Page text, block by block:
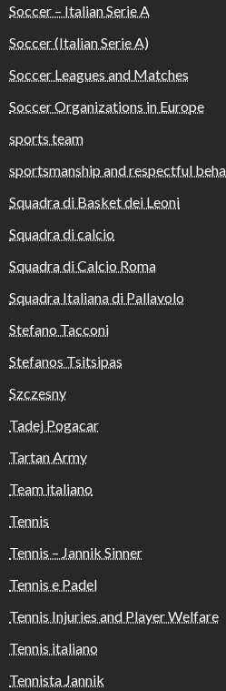
Soccer – Italian Serie A
Soccer (Italian Serie A)
Soccer Leagues and Matches
Soccer Organizations in Europe
sports team
sportsmanship and respectful
Squadra di Basket dei Leoni
Squadra di calcio
Squadra di Calcio Roma
Squadra Italiana di Pallavolo
Stefano Tacconi
Stefanos Tsitsipas
Szczesny
Tadej Pogacar
Tartan Army
Team italiano
Tennis
Tennis – Jannik Sinner
Tennis e Padel
Tennis Injuries and Player Welfare
Tennis italiano
Tennista Jannik